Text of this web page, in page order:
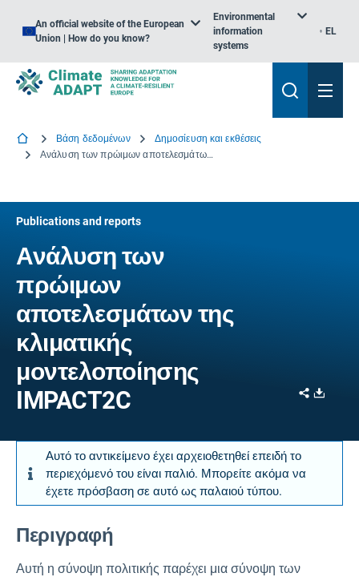
An official website of the European
Union | How do you know?
Environmental
information
systems
EL
Βάση δεδομένων
Δημοσίευση και εκθέσεις
Ανάλυση των πρώιμων αποτελεσμάτων της κλιματικής μοντελοποίησης IMPACT2C
Publications and reports
Ανάλυση των
πρώιμων
αποτελεσμάτων της
κλιματικής
μοντελοποίησης
IMPACT2C
Share
Αυτό το αντικείμενο έχει αρχειοθετηθεί επειδή το
περιεχόμενό του είναι παλιό. Μπορείτε ακόμα να
έχετε πρόσβαση σε αυτό ως παλαιού τύπου.
Περιγραφή
Αυτή η σύνοψη πολιτικής παρέχει μια σύνοψη των